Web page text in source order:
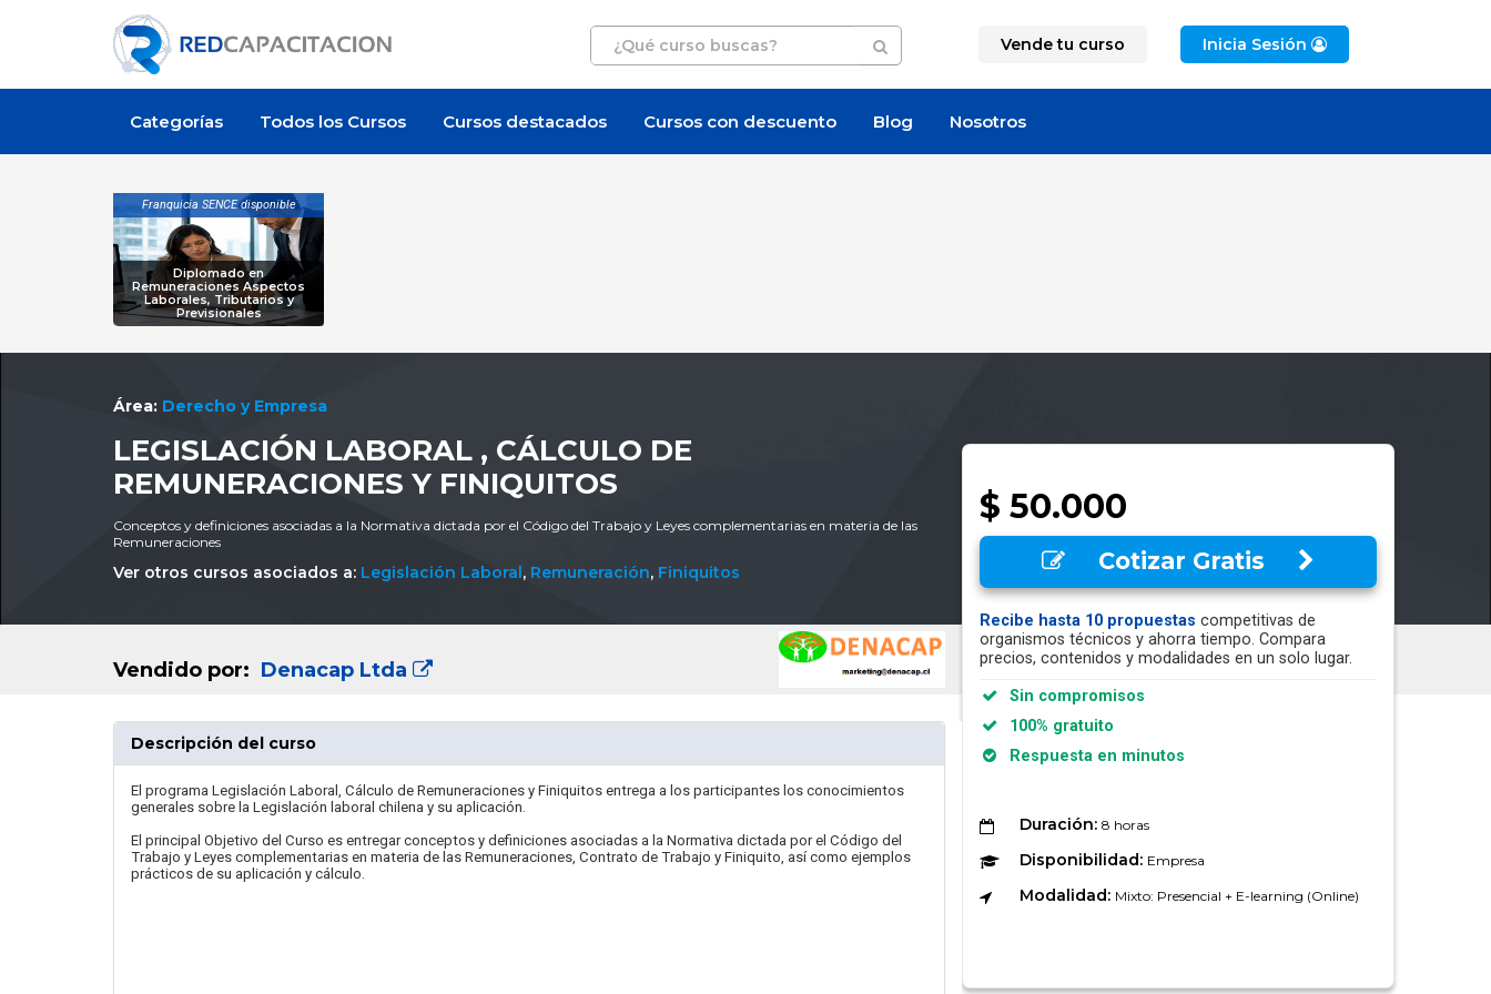
Vende tu curso Inicia Sesión
Categorías Todos los Cursos Cursos destacados Cursos con descuento Blog Nosotros
Franquicia SENCE disponible
Diplomado en
Remuneraciones Aspectos
Laborales, Tributarios y
Previsionales
Área: Derecho y Empresa
LEGISLACIÓN LABORAL , CÁLCULO DE
REMUNERACIONES Y FINIQUITOS
Conceptos y definiciones asociadas a la Normativa dictada por el Código del Trabajo y Leyes complementarias en materia de las
Remuneraciones
Ver otros cursos asociados a: Legislación Laboral, Remuneración, Finiquitos
Vendido por: Denacap Ltda
$ 50.000
Cotizar Gratis
Recibe hasta 10 propuestas competitivas de
organismos técnicos y ahorra tiempo. Compara
precios, contenidos y modalidades en un solo lugar.
Sin compromisos
100% gratuito
Respuesta en minutos
Duración: 8 horas
Disponibilidad: Empresa
Modalidad: Mixto: Presencial + E-learning (Online)
Descripción del curso
El programa Legislación Laboral, Cálculo de Remuneraciones y Finiquitos entrega a los participantes los conocimientos
generales sobre la Legislación laboral chilena y su aplicación.
El principal Objetivo del Curso es entregar conceptos y definiciones asociadas a la Normativa dictada por el Código del
Trabajo y Leyes complementarias en materia de las Remuneraciones, Contrato de Trabajo y Finiquito, así como ejemplos
prácticos de su aplicación y cálculo.